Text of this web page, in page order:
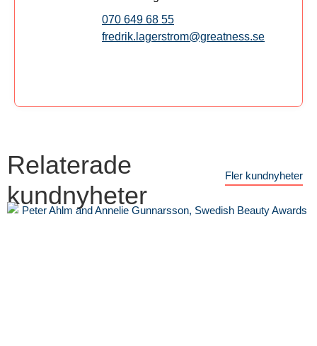
070 649 68 55
fredrik.lagerstrom@greatness.se
Relaterade
kundnyheter
Fler kundnyheter